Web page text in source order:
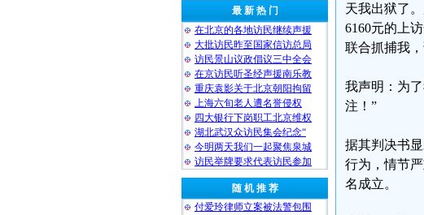
最 新 热 门
在北京的各地访民继续声援
大批访民昨至国家信访总局
访民景山议政倡议三中全会
在京访民听圣经声援南乐教
重庆袁影关于北京朝阳拘留
上海六旬老人遭名誉侵权
四大银行下岗职工北京维权
湖北武汉众访民集会纪念“
今明两天我们一起聚焦泉城
访民举牌要求代表访民参加
随 机 推 荐
付爱玲律师立案被法警包围
天我出狱了
6160元的上
联合抓捕我，
我声明：为
注！”
据其判决书
行为，情节
名成立。